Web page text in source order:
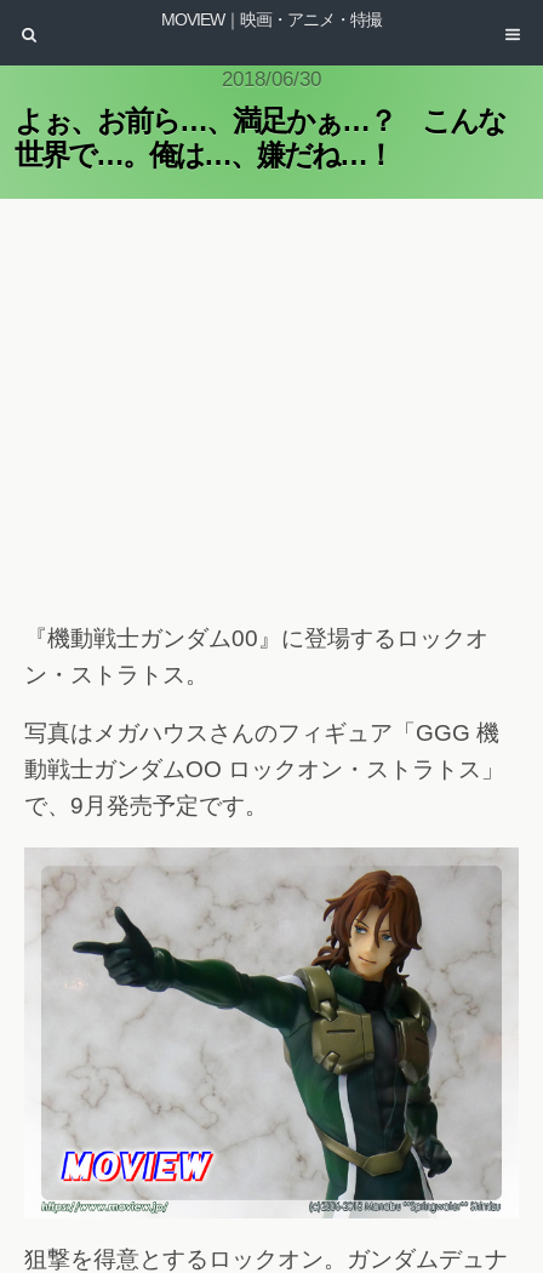
MOVIEW｜映画・アニメ・特撮
2018/06/30
よぉ、お前ら…、満足かぁ…？ こんな
世界で…。俺は…、嫌だね…！
『機動戦士ガンダム00』に登場するロックオ
ン・ストラトス。
写真はメガハウスさんのフィギュア「GGG 機
動戦士ガンダムOO ロックオン・ストラトス」
で、9月発売予定です。
狙撃を得意とするロックオン。ガンダムデュナ